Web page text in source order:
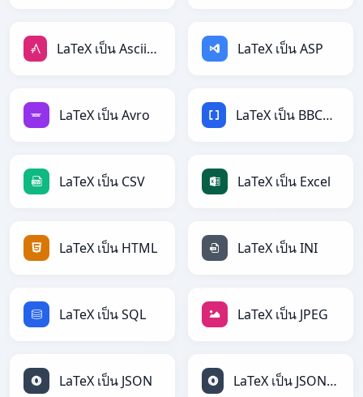
LaTeX เป็น AsciiDoc LaTeX เป็น ASP
LaTeX เป็น Avro LaTeX เป็น BBCode
LaTeX เป็น CSV LaTeX เป็น Excel
LaTeX เป็น HTML LaTeX เป็น INI
LaTeX เป็น SQL LaTeX เป็น JPEG
LaTeX เป็น JSON LaTeX เป็น JSONLines